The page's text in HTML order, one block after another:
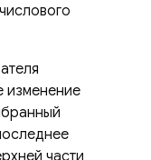
изменение